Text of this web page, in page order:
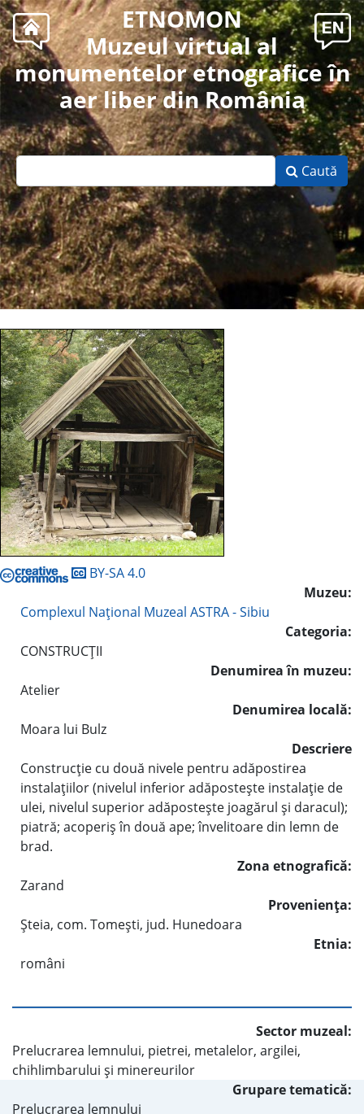
ETNOMON
Muzeul virtual al
monumentelor etnografice în
aer liber din România
Caută
BY-SA 4.0
Muzeu:
Complexul Naţional Muzeal ASTRA - Sibiu
Categoria:
CONSTRUCŢII
Denumirea în muzeu:
Atelier
Denumirea locală:
Moara lui Bulz
Descriere
Construcţie cu două nivele pentru adăpostirea
instalaţiilor (nivelul inferior adăposteşte instalaţie de
ulei, nivelul superior adăposteşte joagărul şi daracul);
piatră; acoperiş în două ape; învelitoare din lemn de
brad.
Zona etnografică:
Zarand
Provenienţa:
Şteia, com. Tomeşti, jud. Hunedoara
Etnia:
români
Sector muzeal:
Prelucrarea lemnului, pietrei, metalelor, argilei,
chihlimbarului şi minereurilor
Grupare tematică:
Prelucrarea lemnului